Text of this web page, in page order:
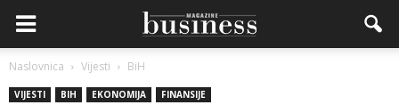
Naslovnica Vijesti BiH
VIJESTI BIH EKONOMIJA FINANSIJE